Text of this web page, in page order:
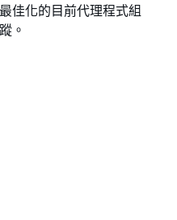
佳化的目前代理程式組
。